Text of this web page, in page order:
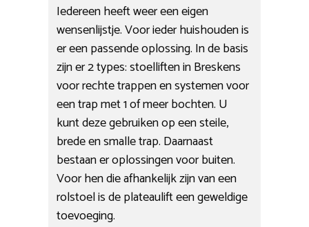
Iedereen heeft weer een eigen
wensenlijstje. Voor ieder huishouden is
er een passende oplossing. In de basis
zijn er 2 types: stoelliften in Breskens
voor rechte trappen en systemen voor
een trap met 1 of meer bochten. U
kunt deze gebruiken op een steile,
brede en smalle trap. Daarnaast
bestaan er oplossingen voor buiten.
Voor hen die afhankelijk zijn van een
rolstoel is de plateaulift een geweldige
toevoeging.